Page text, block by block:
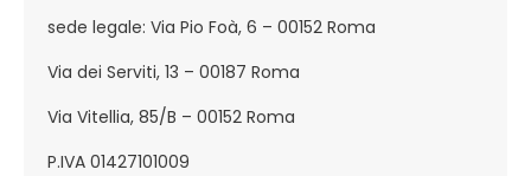
sede legale: Via Pio Foà, 6 – 00152 Roma
Via dei Serviti, 13 – 00187 Roma
Via Vitellia, 85/B – 00152 Roma
P.IVA 01427101009